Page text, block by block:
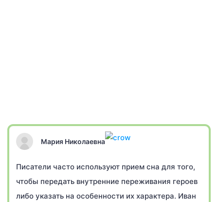
Мария Николаевна
Писатели часто используют прием сна для того,
чтобы передать внутренние переживания героев
либо указать на особенности их характера. Иван